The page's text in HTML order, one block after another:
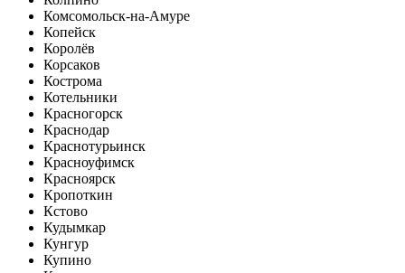
Комсомольск-на-Амуре
Копейск
Королёв
Корсаков
Кострома
Котельники
Красногорск
Краснодар
Краснотурьинск
Красноуфимск
Красноярск
Кропоткин
Кстово
Кудымкар
Кунгур
Купино